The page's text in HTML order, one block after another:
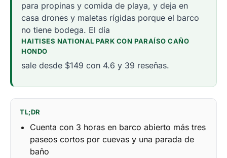
para propinas y comida de playa, y deja en
casa drones y maletas rígidas porque el barco
no tiene bodega. El día
HAITISES NATIONAL PARK CON PARAÍSO CAÑO
HONDO
sale desde $149 con 4.6 y 39 reseñas.
TL;DR
Cuenta con 3 horas en barco abierto más tres
paseos cortos por cuevas y una parada de
baño